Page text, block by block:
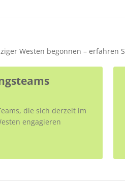
Westen begonnen – erfahren
die sich derzeit im
engagieren